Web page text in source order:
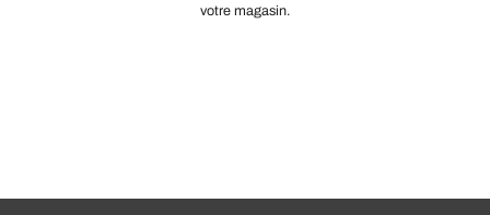
votre magasin.